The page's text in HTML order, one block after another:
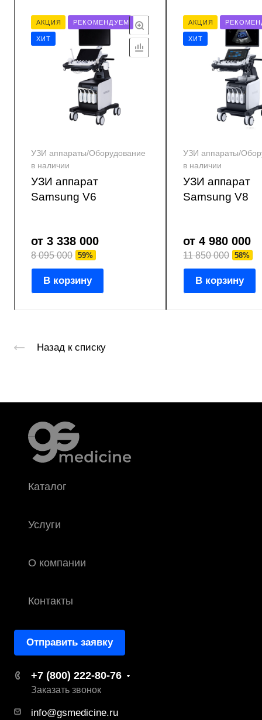
АКЦИЯ РЕКОМЕНДУЕМ
ХИТ
УЗИ аппараты/Оборудование
в наличии
УЗИ аппарат
Samsung V6
от 3 338 000
8 095 000 59%
В корзину
АКЦИЯ
ХИТ
УЗИ аппараты/
в наличии
УЗИ аппарат
Samsung V8
от 4 980 000
11 850 000 58%
В корзину
Назад к списку
Каталог
Услуги
О компании
Контакты
Отправить заявку
+7 (800) 222-80-76
Заказать звонок
info@gsmedicine.ru